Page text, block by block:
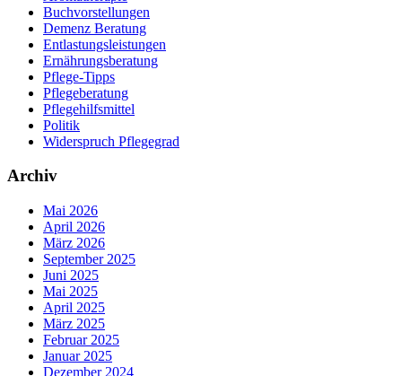
Buchvorstellungen
Demenz Beratung
Entlastungsleistungen
Ernährungsberatung
Pflege-Tipps
Pflegeberatung
Pflegehilfsmittel
Politik
Widerspruch Pflegegrad
Archiv
Mai 2026
April 2026
März 2026
September 2025
Juni 2025
Mai 2025
April 2025
März 2025
Februar 2025
Januar 2025
Dezember 2024